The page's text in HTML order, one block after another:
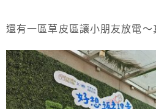
還有一區草皮區讓小朋友放電～